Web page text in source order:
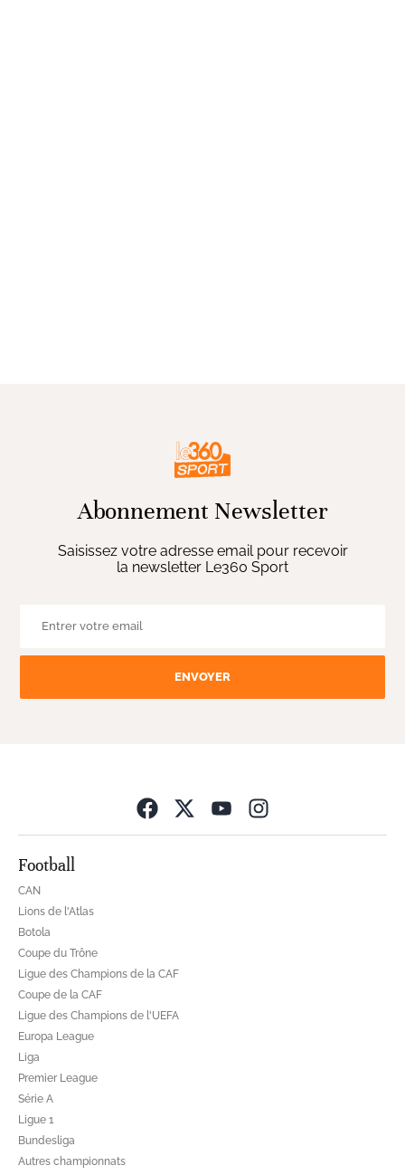
Abonnement Newsletter
Saisissez votre adresse email pour recevoir
la newsletter Le360 Sport
ENVOYER
Football
CAN
Lions de l'Atlas
Botola
Coupe du Trône
Ligue des Champions de la CAF
Coupe de la CAF
Ligue des Champions de l'UEFA
Europa League
Liga
Premier League
Série A
Ligue 1
Bundesliga
Autres championnats